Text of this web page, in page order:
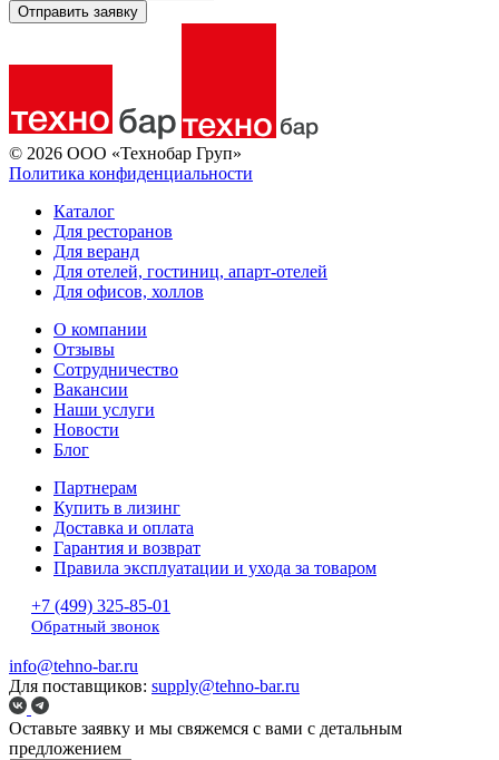
Отправить заявку
© 2026 ООО «Технобар Груп»
Политика конфиденциальности
Каталог
Для ресторанов
Для веранд
Для отелей, гостиниц, апарт-отелей
Для офисов, холлов
О компании
Отзывы
Сотрудничество
Вакансии
Наши услуги
Новости
Блог
Партнерам
Купить в лизинг
Доставка и оплата
Гарантия и возврат
Правила эксплуатации и ухода за товаром
+7 (499) 325-85-01
Обратный звонок
info@tehno-bar.ru
Для поставщиков: supply@tehno-bar.ru
Оставьте заявку и мы свяжемся с вами с детальным
предложением